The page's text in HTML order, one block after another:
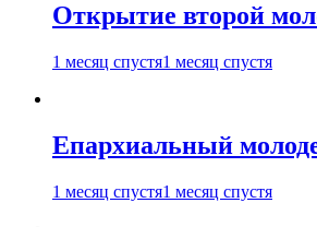
Открытие второй
1 месяц спустя1 месяц спустя
Епархиальный
1 месяц спустя1 месяц спустя